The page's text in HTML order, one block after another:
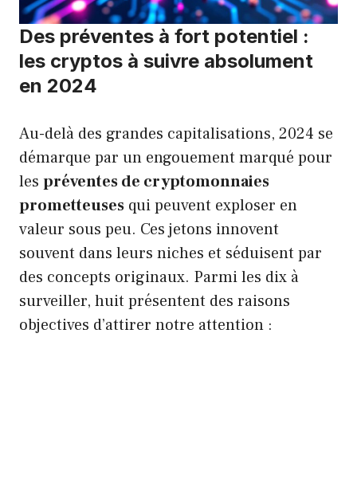
Des préventes à fort potentiel :
les cryptos à suivre absolument
en 2024
Au-delà des grandes capitalisations, 2024 se
démarque par un engouement marqué pour
les préventes de cryptomonnaies
prometteuses qui peuvent exploser en
valeur sous peu. Ces jetons innovent
souvent dans leurs niches et séduisent par
des concepts originaux. Parmi les dix à
surveiller, huit présentent des raisons
objectives d’attirer notre attention :